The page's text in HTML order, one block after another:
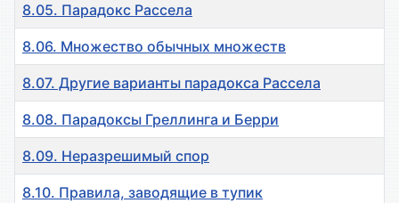
8.05. Парадокс Рассела
8.06. Множество обычных множеств
8.07. Другие варианты парадокса Рассела
8.08. Парадоксы Греллинга и Берри
8.09. Неразрешимый спор
8.10. Правила, заводящие в тупик